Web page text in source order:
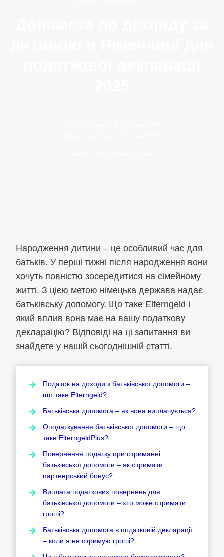
Народження дитини – це особливий час для
батьків. У перші тижні після народження вони
хочуть повністю зосередитися на сімейному
житті. З цією метою німецька держава надає
батьківську допомогу. Що таке Elterngeld і
який вплив вона має на вашу податкову
декларацію? Відповіді на ці запитання ви
знайдете у нашій сьогоднішній статті.
Податок на доходи з батьківської допомоги –
що таке Elterngeld?
Батьківська допомога – як вона виплачується?
Оподаткування батьківської допомоги – що
таке ElterngeldPlus?
Повернення податку при отриманні
батьківської допомоги – як отримати
партнерський бонус?
Виплата податкових повернень для
батьківської допомоги – хто може отримати
гроші?
Батьківська допомога в податковій декларації
– коли я не отримую гроші?